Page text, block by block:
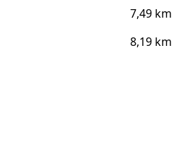
7,49 km
8,19 km